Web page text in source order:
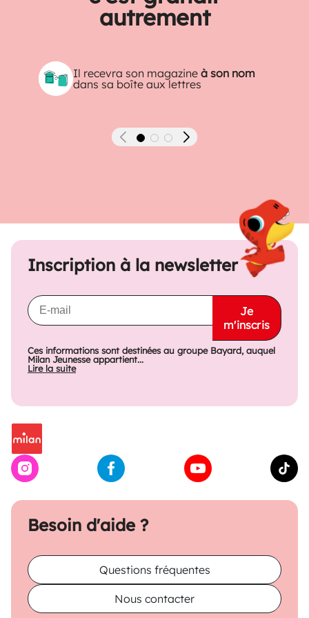
autrement
Il recevra son magazineà son nom
dans sa boîte aux lettres
Précédent Suivant
Besoin d'aide ?
Questions fréquentes
Nous contacter
Inscription à la newsletter
Je
m'inscris
Ces informations sont destinées au groupe Bayard, auquel
Milan Jeunesse appartient...
Lire la suite